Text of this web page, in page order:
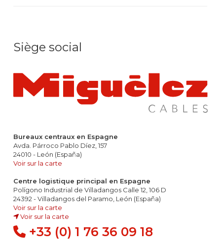
Siège social
Bureaux centraux en Espagne
Avda. Párroco Pablo Díez, 157
24010 - León (España)
Voir sur la carte
Centre logistique principal en Espagne
Polígono Industrial de Villadangos Calle 12, 106 D
24392 - Villadangos del Paramo, León (España)
Voir sur la carte
Voir sur la carte
+33 (0) 1 76 36 09 18